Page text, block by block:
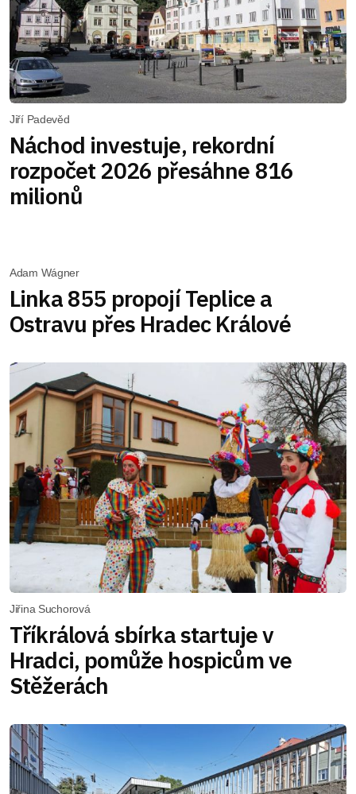
Jiří Padevěd
Náchod investuje, rekordní
rozpočet 2026 přesáhne 816
milionů
Adam Wágner
Linka 855 propojí Teplice a
Ostravu přes Hradec Králové
Jiřina Suchorová
Tříkrálová sbírka startuje v
Hradci, pomůže hospicům ve
Stěžerách